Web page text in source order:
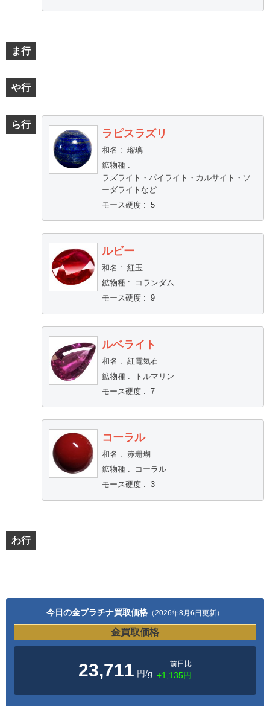
ま行
や行
ら行
ラピスラズリ
和名 : 瑠璃
鉱物種:
ラズライト・パイライト・カルサイト・ソ
ーダライトなど
モース硬度: 5
ルビー
和名 : 紅玉
鉱物種:
コランダム
モース硬度: 9
ルベライト
和名 : 紅電気石
鉱物種:
トルマリン
モース硬度: 7
コーラル
和名 : 赤珊瑚
鉱物種:
コーラル
モース硬度: 3
わ行
今日の金プラチナ買取価格 （2026年8月6日更新）
金買取価格
23,711 円/g
前日比
+1,135円